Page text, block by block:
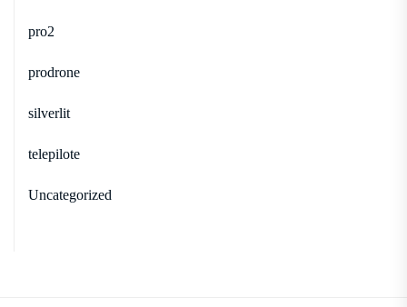
pro2
prodrone
silverlit
telepilote
Uncategorized